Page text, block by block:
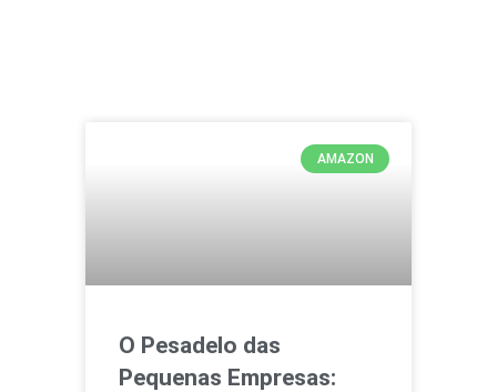
AMAZON
O Pesadelo das
Pequenas Empresas: